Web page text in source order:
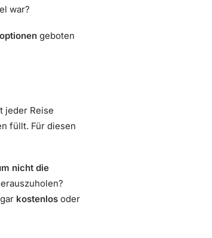
war?
geboten
jeder Reise
füllt. Für diesen
nicht die
kostenlos oder